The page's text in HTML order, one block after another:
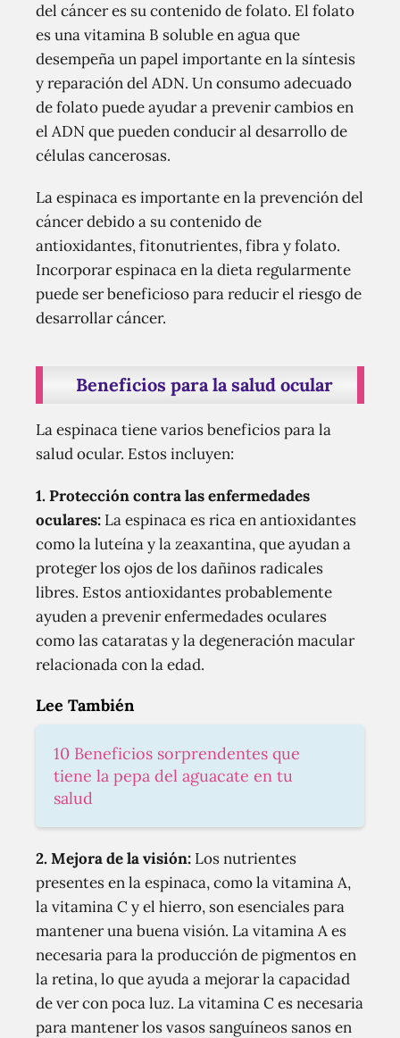
del cáncer es su contenido de folato. El folato
es una vitamina B soluble en agua que
desempeña un papel importante en la síntesis
y reparación del ADN. Un consumo adecuado
de folato puede ayudar a prevenir cambios en
el ADN que pueden conducir al desarrollo de
células cancerosas.
La espinaca es importante en la prevención del
cáncer debido a su contenido de
antioxidantes, fitonutrientes, fibra y folato.
Incorporar espinaca en la dieta regularmente
puede ser beneficioso para reducir el riesgo de
desarrollar cáncer.
Beneficios para la salud ocular
La espinaca tiene varios beneficios para la
salud ocular. Estos incluyen:
1. Protección contra las enfermedades
oculares: La espinaca es rica en antioxidantes
como la luteína y la zeaxantina, que ayudan a
proteger los ojos de los dañinos radicales
libres. Estos antioxidantes probablemente
ayuden a prevenir enfermedades oculares
como las cataratas y la degeneración macular
relacionada con la edad.
Lee También
10 Beneficios sorprendentes que
tiene la pepa del aguacate en tu
salud
2. Mejora de la visión: Los nutrientes
presentes en la espinaca, como la vitamina A,
la vitamina C y el hierro, son esenciales para
mantener una buena visión. La vitamina A es
necesaria para la producción de pigmentos en
la retina, lo que ayuda a mejorar la capacidad
de ver con poca luz. La vitamina C es necesaria
para mantener los vasos sanguíneos sanos en